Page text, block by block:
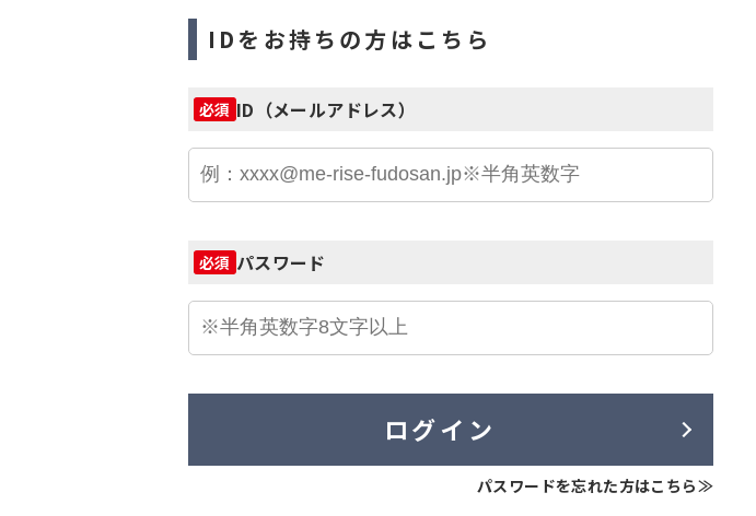
IDをお持ちの方はこちら
必須 ID（メールアドレス）
必須 パスワード
ログイン
パスワードを忘れた方はこちら≫